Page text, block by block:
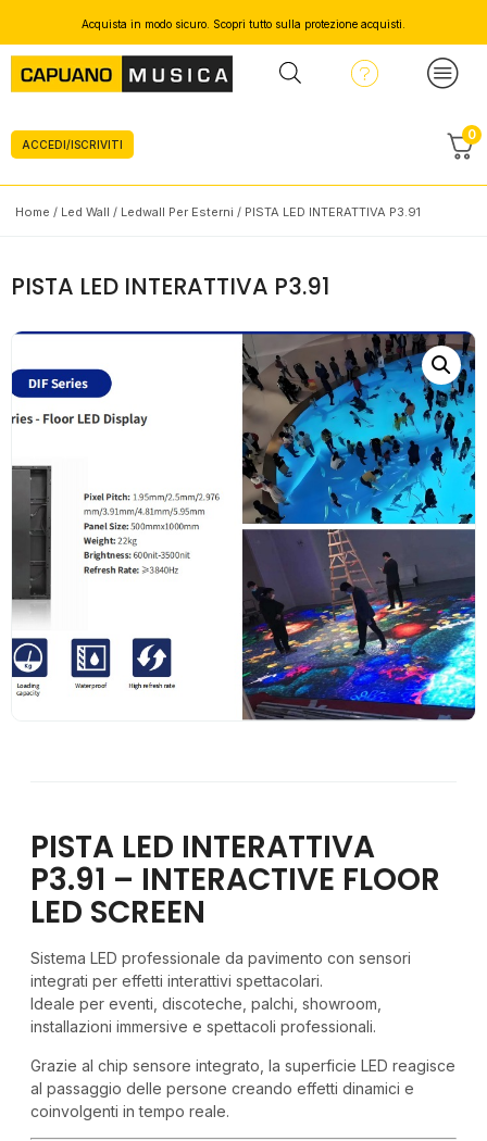
Acquista in modo sicuro. Scopri tutto sulla protezione acquisti.
ACCEDI/ISCRIVITI
0
Home / Led Wall / Ledwall Per Esterni / PISTA LED INTERATTIVA P3.91
PISTA LED INTERATTIVA P3.91
PISTA LED INTERATTIVA
P3.91 – INTERACTIVE FLOOR
LED SCREEN
Sistema LED professionale da pavimento con sensori
integrati per effetti interattivi spettacolari.
Ideale per eventi, discoteche, palchi, showroom,
installazioni immersive e spettacoli professionali.
Grazie al chip sensore integrato, la superficie LED reagisce
al passaggio delle persone creando effetti dinamici e
coinvolgenti in tempo reale.